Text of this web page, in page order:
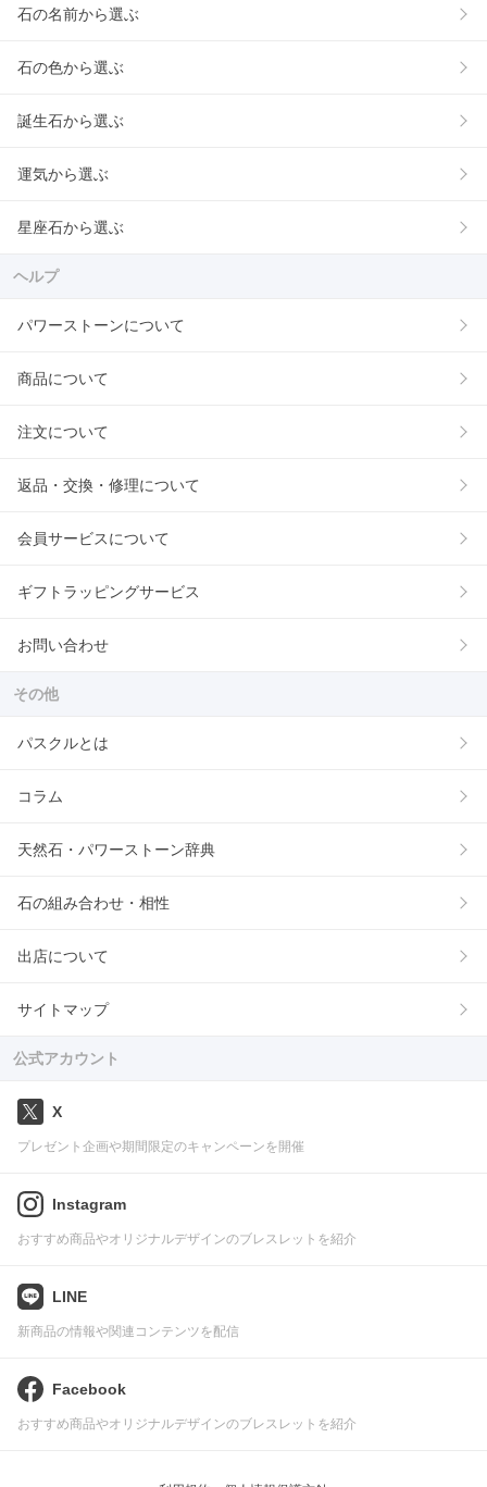
石の名前から選ぶ
石の色から選ぶ
誕生石から選ぶ
運気から選ぶ
星座石から選ぶ
ヘルプ
パワーストーンについて
商品について
注文について
返品・交換・修理について
会員サービスについて
ギフトラッピングサービス
お問い合わせ
その他
パスクルとは
コラム
天然石・パワーストーン辞典
石の組み合わせ・相性
出店について
サイトマップ
公式アカウント
X
プレゼント企画や期間限定のキャンペーンを開催
Instagram
おすすめ商品やオリジナルデザインのブレスレットを紹介
LINE
新商品の情報や関連コンテンツを配信
Facebook
おすすめ商品やオリジナルデザインのブレスレットを紹介